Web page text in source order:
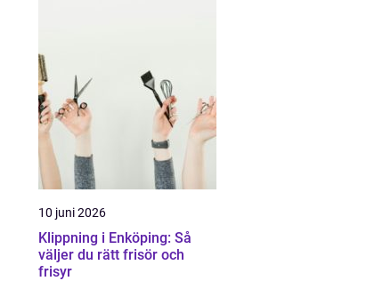
10 juni 2026
Klippning i Enköping: Så
väljer du rätt frisör och
frisyr